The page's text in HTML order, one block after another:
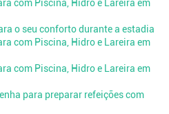
o seu conforto durante a estadia
para preparar refeições com